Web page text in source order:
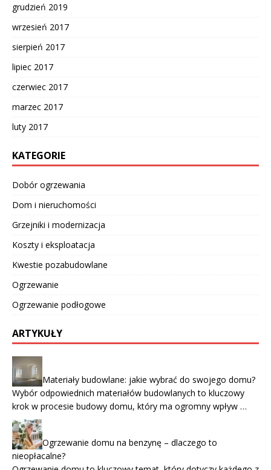
grudzień 2019
wrzesień 2017
sierpień 2017
lipiec 2017
czerwiec 2017
marzec 2017
luty 2017
KATEGORIE
Dobór ogrzewania
Dom i nieruchomości
Grzejniki i modernizacja
Koszty i eksploatacja
Kwestie pozabudowlane
Ogrzewanie
Ogrzewanie podłogowe
ARTYKUŁY
Materiały budowlane: jakie wybrać do swojego domu?
Wybór odpowiednich materiałów budowlanych to kluczowy
krok w procesie budowy domu, który ma ogromny wpływ …
Ogrzewanie domu na benzynę – dlaczego to
nieopłacalne?